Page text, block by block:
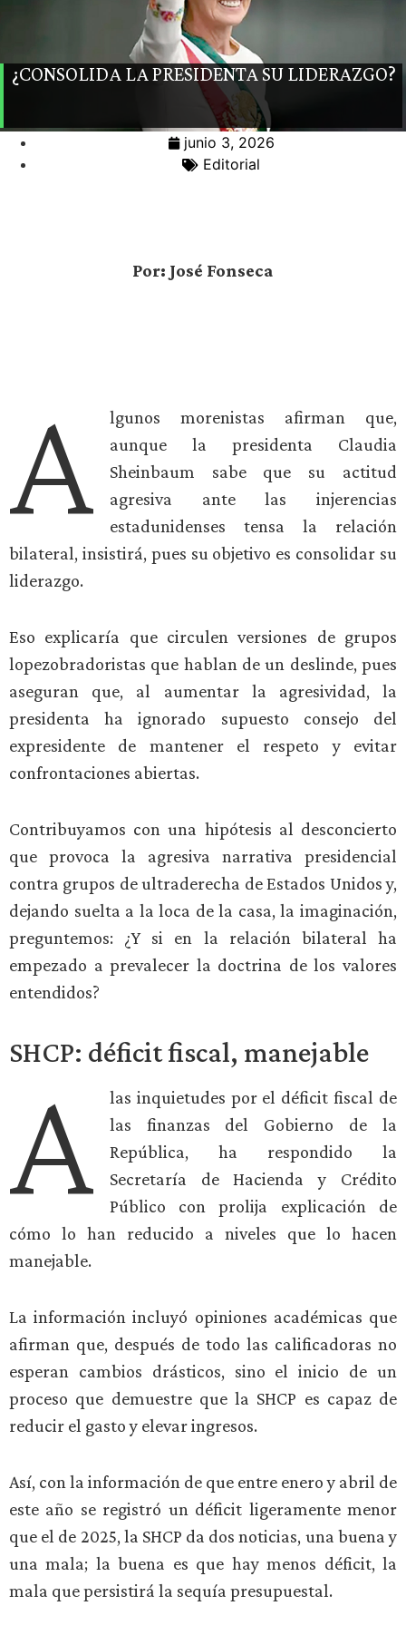
¿CONSOLIDA LA PRESIDENTA SU LIDERAZGO?
junio 3, 2026
Editorial
Por: José Fonseca
A
lgunos morenistas afirman que,
aunque la presidenta Claudia
Sheinbaum sabe que su actitud
agresiva ante las injerencias
estadunidenses tensa la relación
bilateral, insistirá, pues su objetivo es consolidar su
liderazgo.
Eso explicaría que circulen versiones de grupos
lopezobradoristas que hablan de un deslinde, pues
aseguran que, al aumentar la agresividad, la
presidenta ha ignorado supuesto consejo del
expresidente de mantener el respeto y evitar
confrontaciones abiertas.
Contribuyamos con una hipótesis al desconcierto
que provoca la agresiva narrativa presidencial
contra grupos de ultraderecha de Estados Unidos y,
dejando suelta a la loca de la casa, la imaginación,
preguntemos: ¿Y si en la relación bilateral ha
empezado a prevalecer la doctrina de los valores
entendidos?
SHCP: déficit fiscal, manejable
A
las inquietudes por el déficit fiscal de
las finanzas del Gobierno de la
República, ha respondido la
Secretaría de Hacienda y Crédito
Público con prolija explicación de
cómo lo han reducido a niveles que lo hacen
manejable.
La información incluyó opiniones académicas que
afirman que, después de todo las calificadoras no
esperan cambios drásticos, sino el inicio de un
proceso que demuestre que la SHCP es capaz de
reducir el gasto y elevar ingresos.
Así, con la información de que entre enero y abril de
este año se registró un déficit ligeramente menor
que el de 2025, la SHCP da dos noticias, una buena y
una mala; la buena es que hay menos déficit, la
mala que persistirá la sequía presupuestal.